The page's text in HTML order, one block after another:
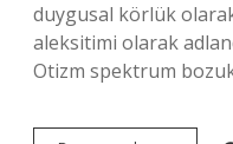
duygusal körlük
aleksitimi olarak
Otizm spektrum